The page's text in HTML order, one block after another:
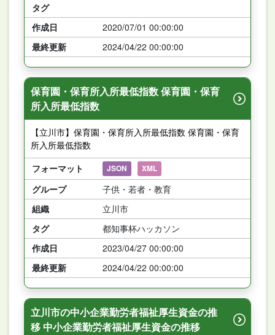
タグ
作成日
2020/07/01 00:00:00
最終更新
2024/04/22 00:00:00
保育園・保育所入所最低指数 保育園・保育
所入所最低指数
【立川市】保育園・保育所入所最低指数 保育園・保育
所入所最低指数
フォーマット
JSON XML
グループ
子供・若者・教育
組織
立川市
タグ
都知事杯ハッカソン
作成日
2023/04/27 00:00:00
最終更新
2024/04/22 00:00:00
立川市の中小企業勤労者福祉厚生資金の推
移 中小企業勤労者福祉厚生資金の推移